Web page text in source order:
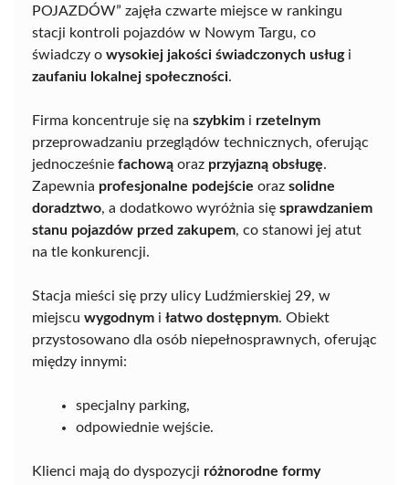
POJAZDÓW” zajęła czwarte miejsce w rankingu
stacji kontroli pojazdów w Nowym Targu, co
świadczy o wysokiej jakości świadczonych usługi
zaufaniu lokalnej społeczności.
Firma koncentruje się na szybkim i rzetelnym
przeprowadzaniu przeglądów technicznych, oferując
jednocześnie fachową oraz przyjazną obsługę.
Zapewnia profesjonalne podejście oraz solidne
doradztwo, a dodatkowo wyróżnia się sprawdzaniem
stanu pojazdów przed zakupem, co stanowi jej atut
na tle konkurencji.
Stacja mieści się przy ulicy Ludźmierskiej 29, w
miejscu wygodnym i łatwo dostępnym. Obiekt
przystosowano dla osób niepełnosprawnych, oferując
między innymi:
specjalny parking,
odpowiednie wejście.
Klienci mają do dyspozycji różnorodne formy